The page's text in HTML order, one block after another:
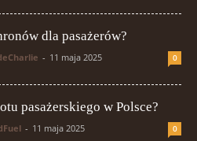
dla pasażerów?
- 11 maja 2025 0
pasażerskiego w Polsce?
- 11 maja 2025 0